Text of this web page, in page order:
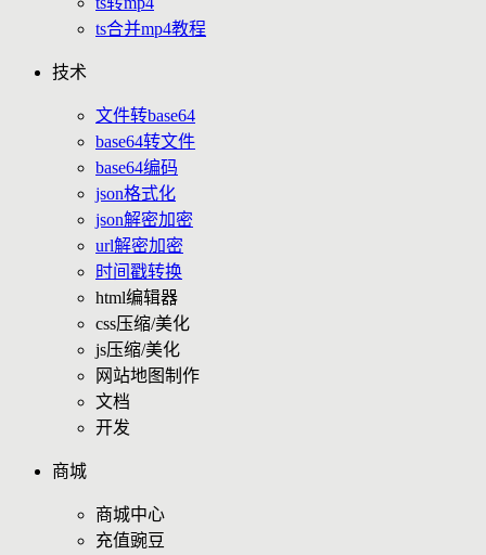
ts合并mp4教程
技术
文件转base64
base64转文件
base64编码
json格式化
json解密加密
url解密加密
时间戳转换
html编辑器
css压缩/美化
js压缩/美化
网站地图制作
文档
开发
商城
商城中心
充值豌豆